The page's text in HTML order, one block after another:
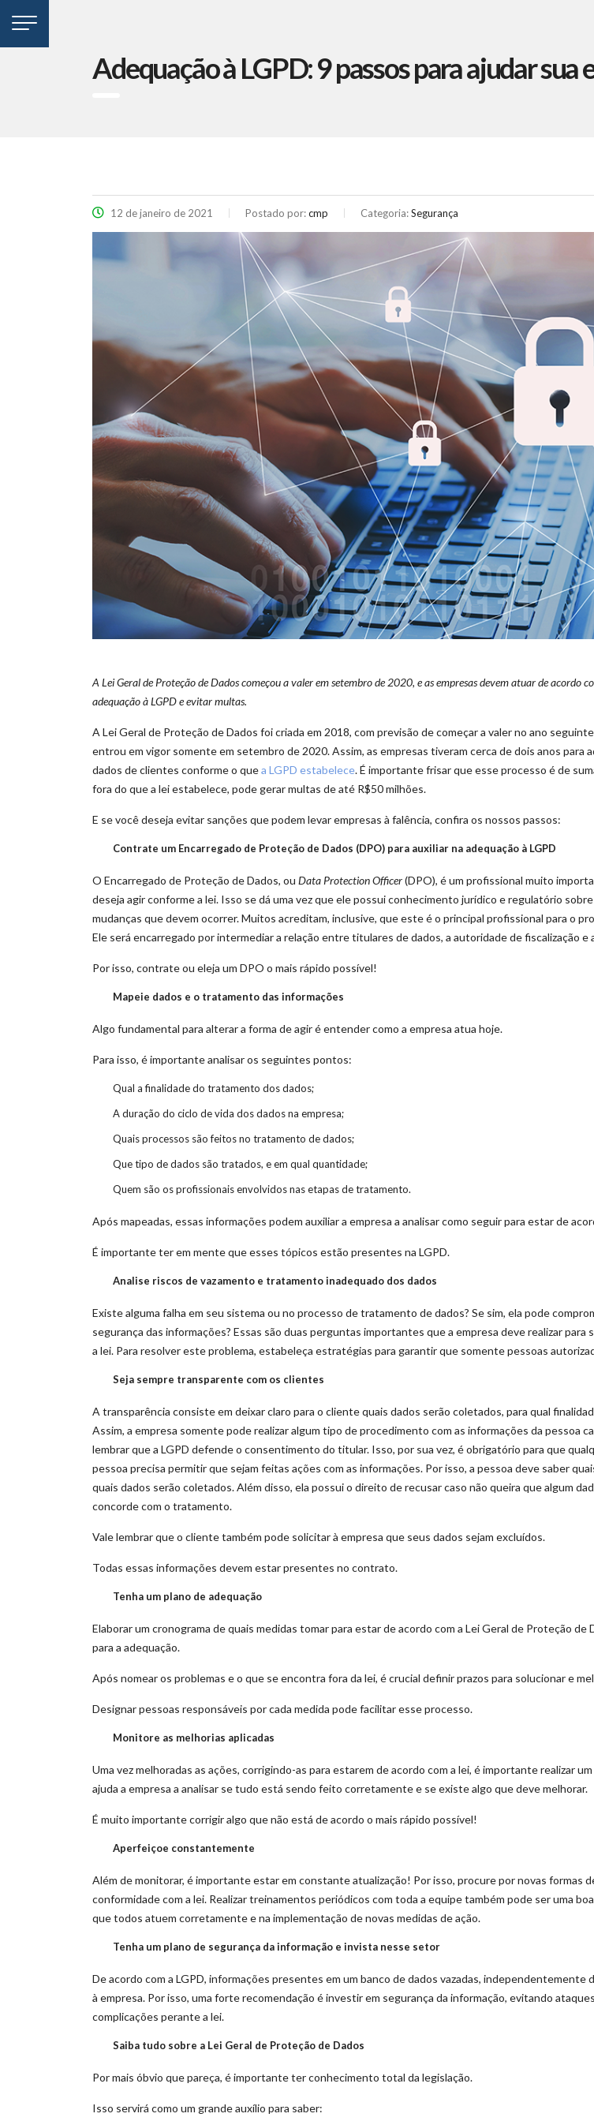
Adequação à LGPD: 9 passos para ajudar sua
12 de janeiro de 2021 Postado por:cmp Categoria:Segurança
A Lei Geral de Proteção de Dados começou a valer em setembro de 2020, e as empresas devem atuar de acordo
adequação à LGPD e evitar multas.
A Lei Geral de Proteção de Dados foi criada em 2018, com previsão de começar a valer no ano
entrou em vigor somente em setembro de 2020. Assim, as empresas tiveram cerca de dois anos para
dados de clientes conforme o quea LGPD estabelece. É importante frisar que esse processo é de
fora do que a lei estabelece, pode gerar multas de até R$50 milhões.
E se você deseja evitar sanções que podem levar empresas à falência, confira os nossos passos:
Contrate um Encarregado de Proteção de Dados (DPO) para auxiliar na adequação à LGPD
O Encarregado de Proteção de Dados, ou Data Protection Officer(DPO), é um profissional muito
deseja agir conforme a lei. Isso se dá uma vez que ele possui conhecimento jurídico e regulatório
mudanças que devem ocorrer. Muitos acreditam, inclusive, que este é o principal profissional para o
Ele será encarregado por intermediar a relação entre titulares de dados, a autoridade de fiscalização e
Por isso, contrate ou eleja um DPO o mais rápido possível!
Mapeie dados e o tratamento das informações
Algo fundamental para alterar a forma de agir é entender como a empresa atua hoje.
Para isso, é importante analisar os seguintes pontos:
Qual a finalidade do tratamento dos dados;
A duração do ciclo de vida dos dados na empresa;
Quais processos são feitos no tratamento de dados;
Que tipo de dados são tratados, e em qual quantidade;
Quem são os profissionais envolvidos nas etapas de tratamento.
Após mapeadas, essas informações podem auxiliar a empresa a analisar como seguir para estar de
É importante ter em mente que esses tópicos estão presentes na LGPD.
Analise riscos de vazamento e tratamento inadequado dos dados
Existe alguma falha em seu sistema ou no processo de tratamento de dados? Se sim, ela pode
segurança das informações? Essas são duas perguntas importantes que a empresa deve realizar para
a lei. Para resolver este problema, estabeleça estratégias para garantir que somente pessoas
Seja sempre transparente com os clientes
A transparência consiste em deixar claro para o cliente quais dados serão coletados, para qual
Assim, a empresa somente pode realizar algum tipo de procedimento com as informações da pessoa
lembrar que a LGPD defende o consentimento do titular. Isso, por sua vez, é obrigatório para que
pessoa precisa permitir que sejam feitas ações com as informações. Por isso, a pessoa deve saber
quais dados serão coletados. Além disso, ela possui o direito de recusar caso não queira que algum
concorde com o tratamento.
Vale lembrar que o cliente também pode solicitar à empresa que seus dados sejam excluídos.
Todas essas informações devem estar presentes no contrato.
Tenha um plano de adequação
Elaborar um cronograma de quais medidas tomar para estar de acordo com a Lei Geral de Proteção de
para a adequação.
Após nomear os problemas e o que se encontra fora da lei, é crucial definir prazos para solucionar e
Designar pessoas responsáveis por cada medida pode facilitar esse processo.
Monitore as melhorias aplicadas
Uma vez melhoradas as ações, corrigindo-as para estarem de acordo com a lei, é importante realizar
ajuda a empresa a analisar se tudo está sendo feito corretamente e se existe algo que deve melhorar.
É muito importante corrigir algo que não está de acordo o mais rápido possível!
Aperfeiçoe constantemente
Além de monitorar, é importante estar em constante atualização! Por isso, procure por novas formas
conformidade com a lei. Realizar treinamentos periódicos com toda a equipe também pode ser uma
que todos atuem corretamente e na implementação de novas medidas de ação.
Tenha um plano de segurança da informação e invista nesse setor
De acordo com a LGPD, informações presentes em um banco de dados vazadas, independentemente
à empresa. Por isso, uma forte recomendação é investir em segurança da informação, evitando
complicações perante a lei.
Saiba tudo sobre a Lei Geral de Proteção de Dados
Por mais óbvio que pareça, é importante ter conhecimento total da legislação.
Isso servirá como um grande auxílio para saber: